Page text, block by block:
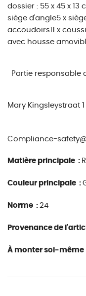
dossier : 55 x 45 x 13
siège d'angle5 x
accoudoirs11 x
avec housse
Partie responsable
Mary Kingsleystraat
Compliance-
Matière principale :
Couleur principale :
Norme : 24
Provenance de
À monter soi-même